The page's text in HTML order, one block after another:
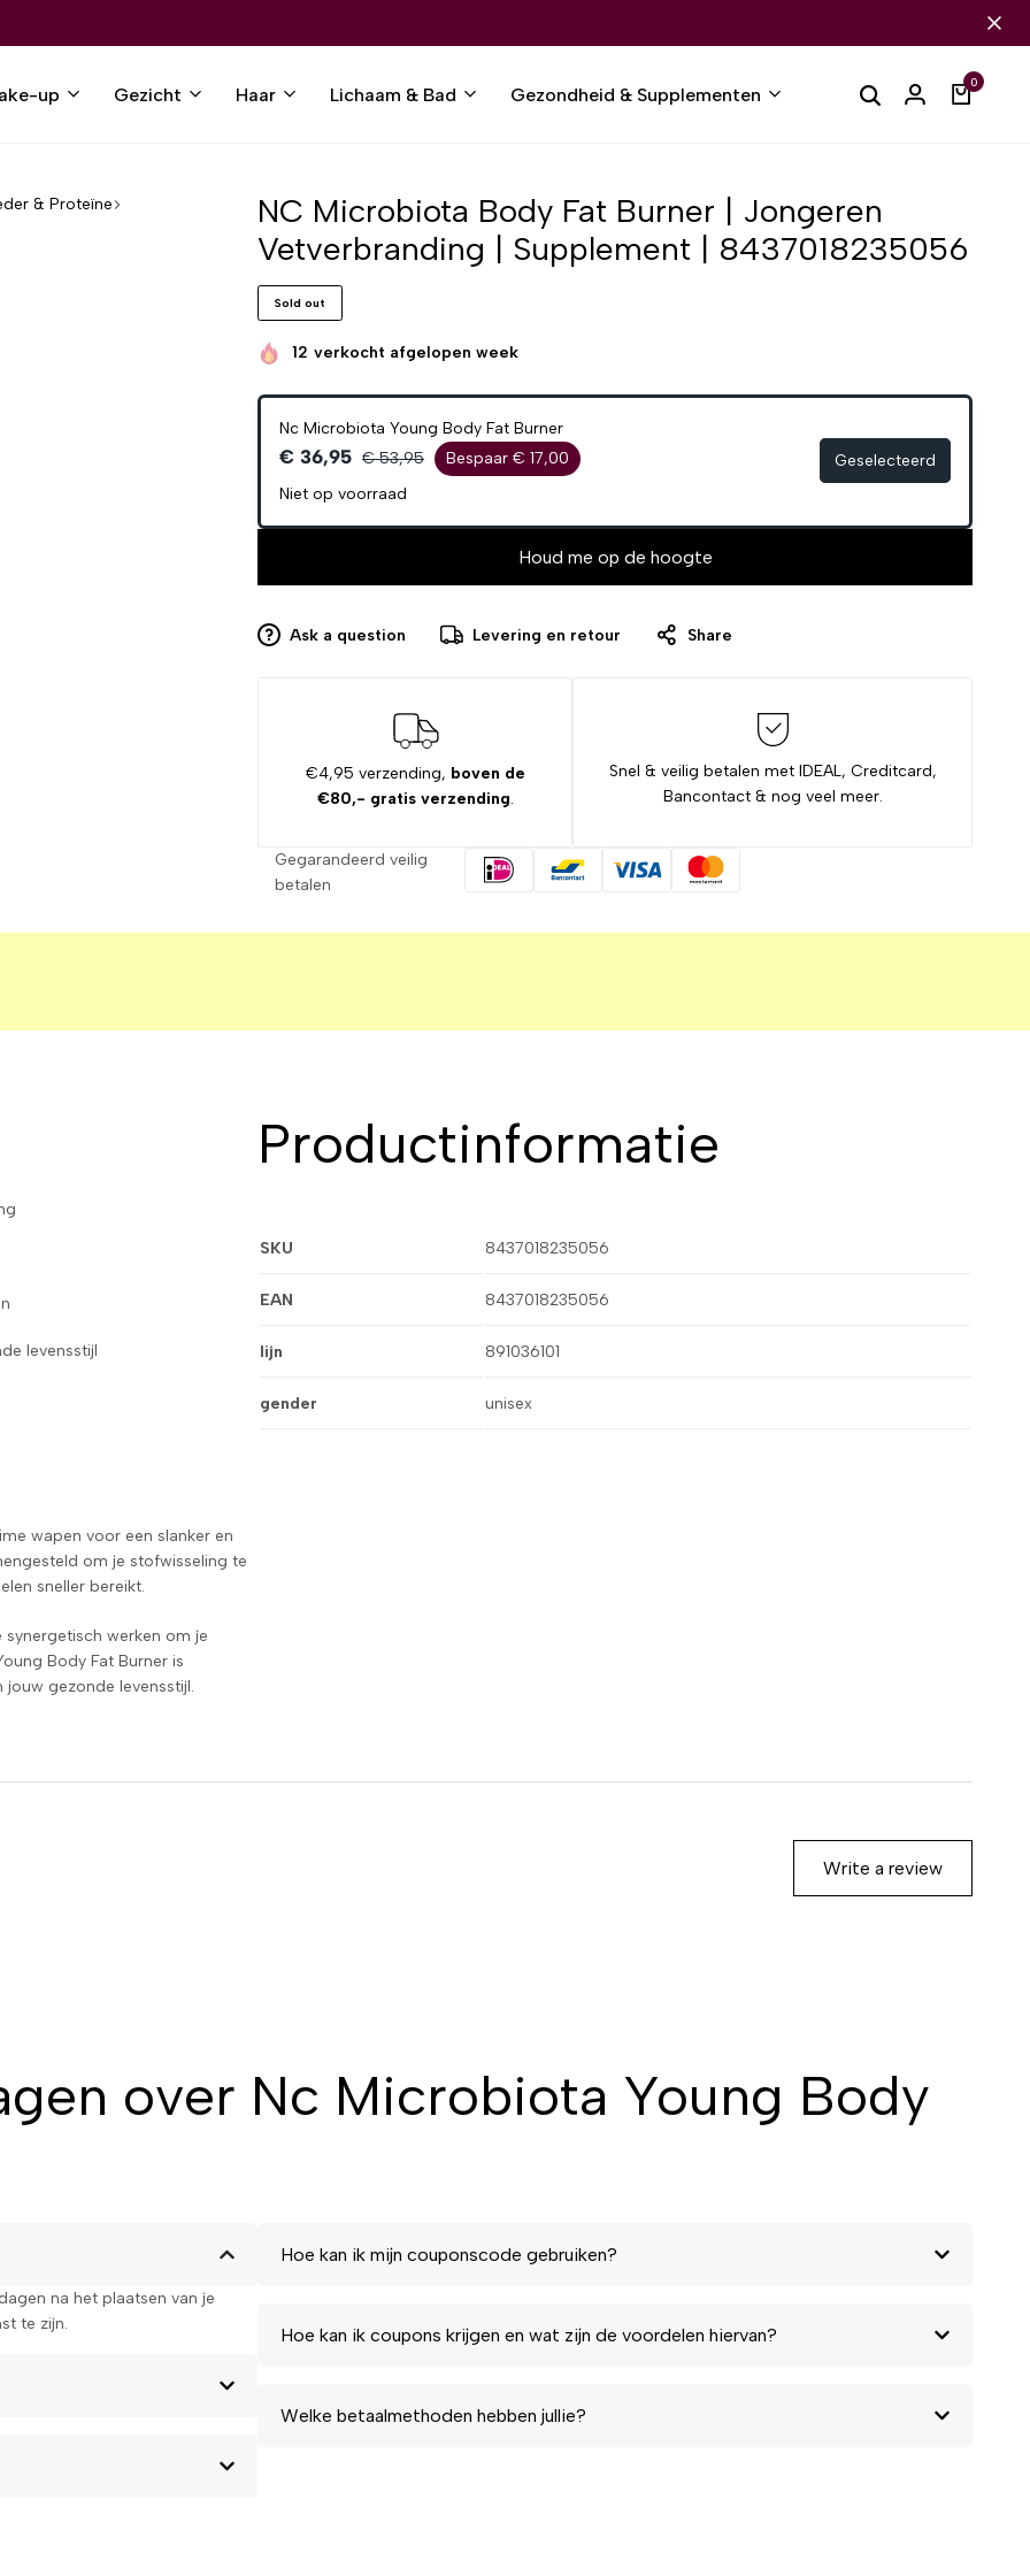
up Gezicht Haar Lichaam & Bad Gezondheid & Supplementen
0
& Proteïne
NC Microbiota Body Fat Burner | Jongeren
Vetverbranding | Supplement | 8437018235056
Sold out
12 verkocht afgelopen week
Nc Microbiota Young Body Fat Burner
€ 36,95 € 53,95
Bespaar € 17,00
Niet op voorraad
Geselecteerd
Houd me op de hoogte
Ask a question Levering en retour Share
€4,95 verzending, boven de
€80,- gratis verzending.
Snel & veilig betalen met IDEAL, Creditcard,
Bancontact & nog veel meer.
Gegarandeerd veilig
betalen
levensstijl
wapen voor een slanker en
om je stofwisseling te
sneller bereikt.
werken om je
Body Fat Burner is
gezonde levensstijl.
Productinformatie
SKU 8437018235056
EAN 8437018235056
lijn 891036101
gender unisex
Write a review
over Nc Microbiota Young Body
na het plaatsen van je
te zijn.
Hoe kan ik mijn couponscode gebruiken?
Hoe kan ik coupons krijgen en wat zijn de voordelen hiervan?
Welke betaalmethoden hebben jullie?